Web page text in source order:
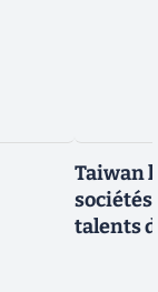
Taiwan
sociétés
talents